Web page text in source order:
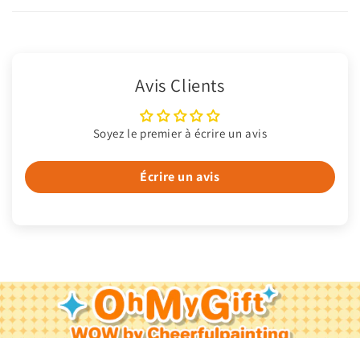
Avis Clients
Soyez le premier à écrire un avis
Écrire un avis